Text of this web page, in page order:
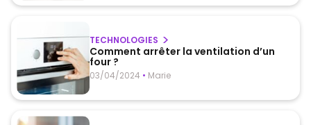
TECHNOLOGIES
Comment arrêter la ventilation d’un
four ?
03/04/2024 • Marie